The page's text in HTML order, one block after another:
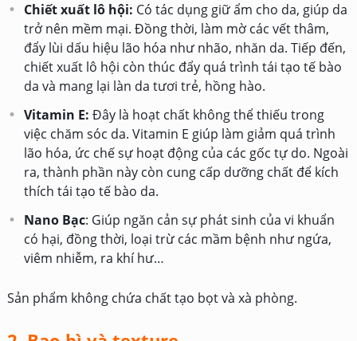
Chiết xuất lô hội: Có tác dụng giữ ẩm cho da, giúp da
trở nên mềm mại. Đồng thời, làm mờ các vết thâm,
đẩy lùi dấu hiệu lão hóa như nhão, nhăn da. Tiếp đến,
chiết xuất lô hội còn thúc đẩy quá trình tái tạo tế bào
da và mang lại làn da tươi trẻ, hồng hào.
Vitamin E: Đây là hoạt chất không thể thiếu trong
việc chăm sóc da. Vitamin E giúp làm giảm quá trình
lão hóa, ức chế sự hoạt động của các gốc tự do. Ngoài
ra, thành phần này còn cung cấp dưỡng chất để kích
thích tái tạo tế bào da.
Nano Bạc: Giúp ngăn cản sự phát sinh của vi khuẩn
có hại, đồng thời, loại trừ các mầm bệnh như ngứa,
viêm nhiễm, ra khí hư…
Sản phẩm không chứa chất tạo bọt và xà phòng.